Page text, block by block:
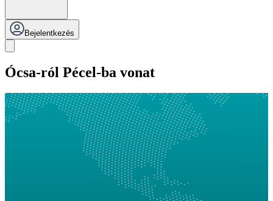
Bejelentkezés
Ócsa-ról Pécel-ba vonat